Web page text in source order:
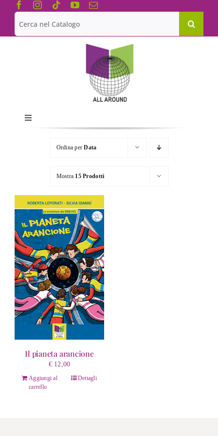
Salta
contenuto
Cerca
per:
Toggle
Navigation
Chi siamo
Le Collane
Catalogo
Ordina perData
Mostra 15 Prodotti
Il pianeta arancione
€12,00
Aggiungi al
carrello
Dettagli